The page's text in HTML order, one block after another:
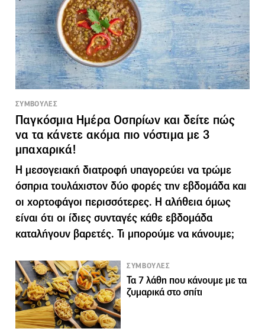
ΣΥΜΒΟΥΛΕΣ
Παγκόσμια Ημέρα Οσπρίων και δείτε πώς
να τα κάνετε ακόμα πιο νόστιμα με 3
μπαχαρικά!
Η μεσογειακή διατροφή υπαγορεύει να τρώμε
όσπρια τουλάχιστον δύο φορές την εβδομάδα και
οι χορτοφάγοι περισσότερες. Η αλήθεια όμως
είναι ότι οι ίδιες συνταγές κάθε εβδομάδα
καταλήγουν βαρετές. Τι μπορούμε να κάνουμε;
ΣΥΜΒΟΥΛΕΣ
Τα 7 λάθη που κάνουμε με τα
ζυμαρικά στο σπίτι